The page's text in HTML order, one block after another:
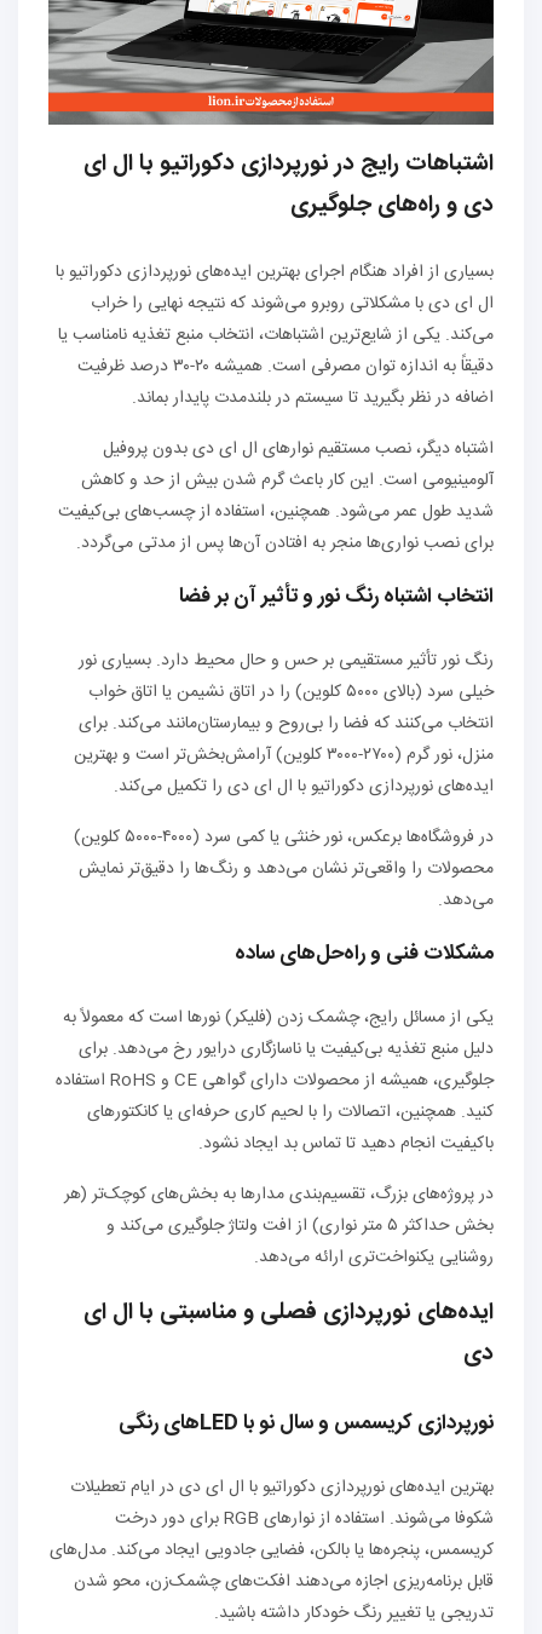
اشتباهات رایج در نورپردازی دکوراتیو با ال ای
دی و راه‌های جلوگیری
بسیاری از افراد هنگام اجرای بهترین ایده‌های نورپردازی دکوراتیو با
ال ای دی با مشکلاتی روبرو می‌شوند که نتیجه نهایی را خراب
می‌کند. یکی از شایع‌ترین اشتباهات، انتخاب منبع تغذیه نامناسب یا
دقیقاً به اندازه توان مصرفی است. همیشه ۲۰-۳۰ درصد ظرفیت
اضافه در نظر بگیرید تا سیستم در بلندمدت پایدار بماند.
اشتباه دیگر، نصب مستقیم نوارهای ال ای دی بدون پروفیل
آلومینیومی است. این کار باعث گرم شدن بیش از حد و کاهش
شدید طول عمر می‌شود. همچنین، استفاده از چسب‌های بی‌کیفیت
برای نصب نواری‌ها منجر به افتادن آن‌ها پس از مدتی می‌گردد.
انتخاب اشتباه رنگ نور و تأثیر آن بر فضا
رنگ نور تأثیر مستقیمی بر حس و حال محیط دارد. بسیاری نور
خیلی سرد (بالای ۵۰۰۰ کلوین) را در اتاق نشیمن یا اتاق خواب
انتخاب می‌کنند که فضا را بی‌روح و بیمارستان‌مانند می‌کند. برای
منزل، نور گرم (۲۷۰۰-۳۰۰۰ کلوین) آرامش‌بخش‌تر است و بهترین
ایده‌های نورپردازی دکوراتیو با ال ای دی را تکمیل می‌کند.
در فروشگاه‌ها برعکس، نور خنثی یا کمی سرد (۴۰۰۰-۵۰۰۰ کلوین)
محصولات را واقعی‌تر نشان می‌دهد و رنگ‌ها را دقیق‌تر نمایش
می‌دهد.
مشکلات فنی و راه‌حل‌های ساده
یکی از مسائل رایج، چشمک زدن (فلیکر) نورها است که معمولاً به
دلیل منبع تغذیه بی‌کیفیت یا ناسازگاری درایور رخ می‌دهد. برای
جلوگیری، همیشه از محصولات دارای گواهی CE و RoHS استفاده
کنید. همچنین، اتصالات را با لحیم کاری حرفه‌ای یا کانکتورهای
باکیفیت انجام دهید تا تماس بد ایجاد نشود.
در پروژه‌های بزرگ، تقسیم‌بندی مدارها به بخش‌های کوچک‌تر (هر
بخش حداکثر ۵ متر نواری) از افت ولتاژ جلوگیری می‌کند و
روشنایی یکنواخت‌تری ارائه می‌دهد.
ایده‌های نورپردازی فصلی و مناسبتی با ال ای
دی
نورپردازی کریسمس و سال نو با LEDهای رنگی
بهترین ایده‌های نورپردازی دکوراتیو با ال ای دی در ایام تعطیلات
شکوفا می‌شوند. استفاده از نوارهای RGB برای دور درخت
کریسمس، پنجره‌ها یا بالکن، فضایی جادویی ایجاد می‌کند. مدل‌های
قابل برنامه‌ریزی اجازه می‌دهند افکت‌های چشمک‌زن، محو شدن
تدریجی یا تغییر رنگ خودکار داشته باشید.